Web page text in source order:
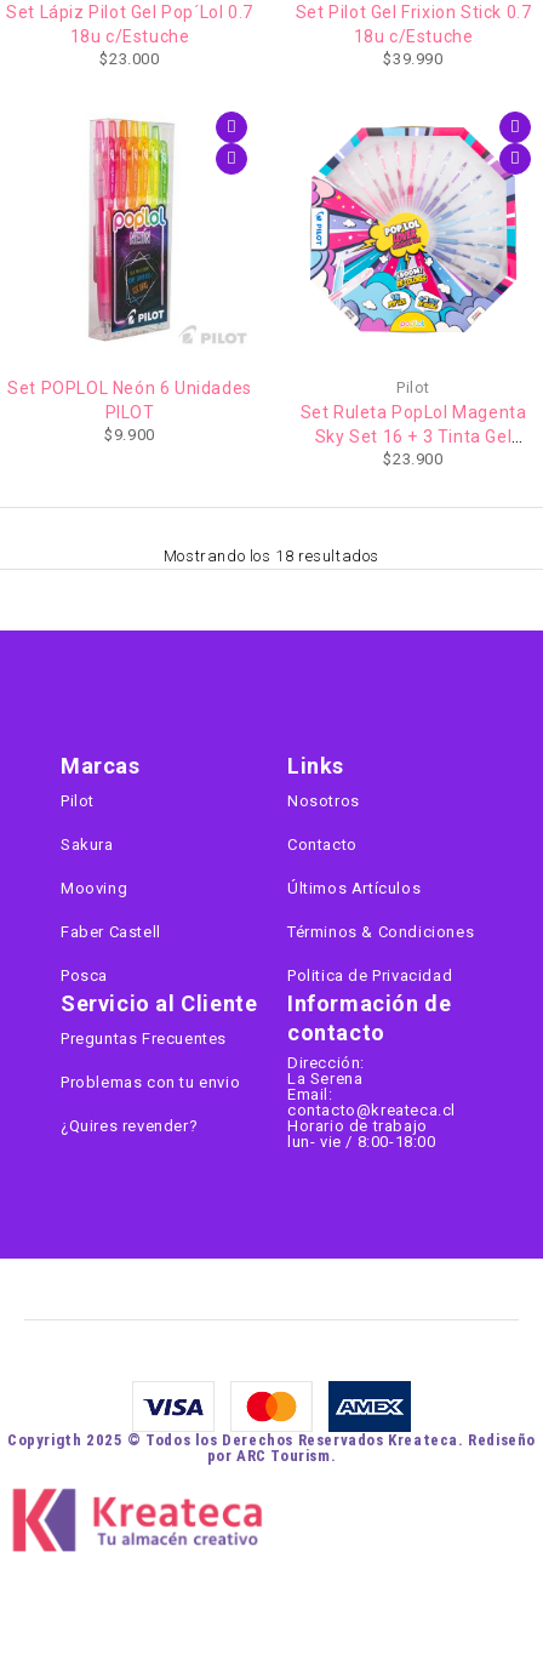
Set Lápiz Pilot Gel Pop´Lol 0.7
18u c/Estuche
$23.000
Set Pilot Gel Frixion Stick 0.7
18u c/Estuche
$39.990
Set POPLOL Neón 6 Unidades
PILOT
$ 9.900
Pilot
Set Ruleta PopLol Magenta
Sky Set 16 + 3 Tinta Gel
0,7mm. Pilot
$23.900
Mostrando los 18 resultados
Información de
contacto
Dirección:
La Serena
Email:
contacto@kreateca.cl
Horario de trabajo
lun- vie / 8:00-18:00
Marcas
Pilot
Sakura
Mooving
Faber Castell
Posca
Links
Nosotros
Contacto
Últimos Artículos
Términos & Condiciones
Politica de Privacidad
Servicio al Cliente
Preguntas Frecuentes
Problemas con tu envio
¿Quires revender?
Copyrigth 2025 © Todos los Derechos Reservados Kreateca. Rediseño
por ARC Tourism.